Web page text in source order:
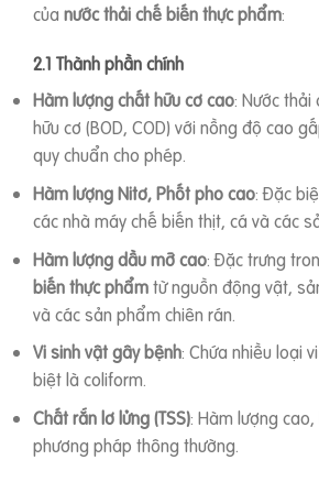
của nước thải chế biến thực phẩm:
2.1 Thành phần chính
Hàm lượng chất hữu cơ cao: Nước thải
hữu cơ (BOD, COD) với nồng độ cao
quy chuẩn cho phép.
Hàm lượng Nitơ, Phốt pho cao: Đặc
các nhà máy chế biến thịt, cá và các
Hàm lượng dầu mỡ cao: Đặc trưng
biến thực phẩmtừ nguồn động vật,
và các sản phẩm chiên rán.
Vi sinh vật gây bệnh: Chứa nhiều loại
biệt là coliform.
Chất rắn lơ lửng (TSS): Hàm lượng
phương pháp thông thường.